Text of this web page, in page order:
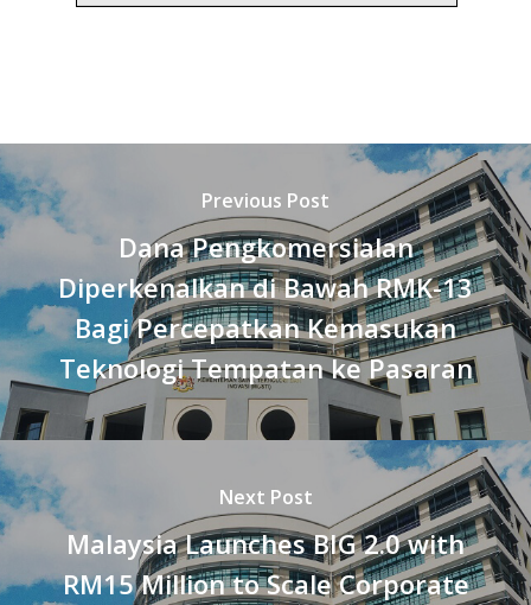
Previous Post
Dana Pengkomersialan
Diperkenalkan di Bawah RMK-13
Bagi Percepatkan Kemasukan
Teknologi Tempatan ke Pasaran
Next Post
Malaysia Launches BIG 2.0 with
RM15 Million to Scale Corporate